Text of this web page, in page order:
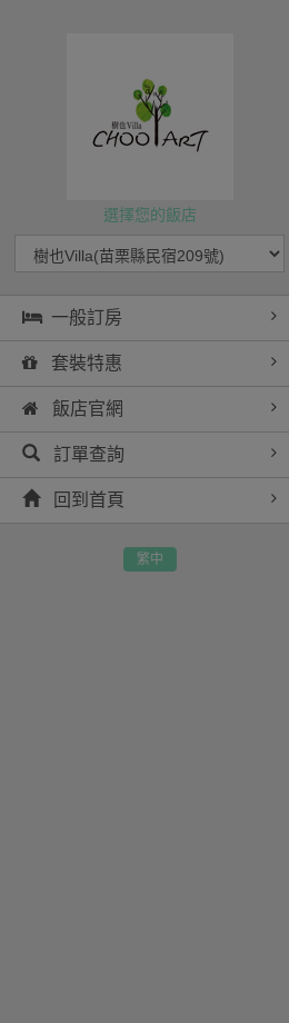
選擇您的飯店
一般訂房
套裝特惠
飯店官網
訂單查詢
回到首頁
繁中